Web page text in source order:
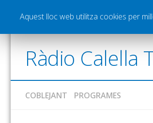
Notícies Esports Pòdcasts
Ràdio Calella
COBLEJANT PROGRAMES
Aquest lloc web utilitza cookies per